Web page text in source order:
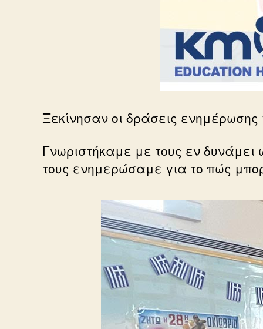
Ξεκίνησαν οι δράσεις
Γνωριστήκαμε με τους εν δυνάμει
τους ενημερώσαμε για το πώς